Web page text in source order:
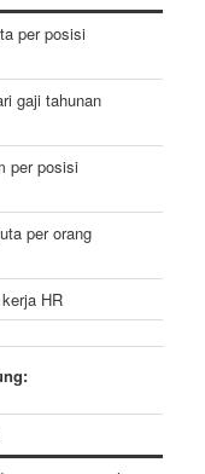
per posisi
gaji tahunan
per posisi
per orang
HR